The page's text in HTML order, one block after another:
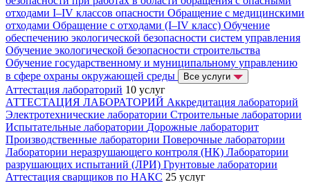
отходами I–IV классов опасности Обращение с медицинскими
отходами Обращение с отходами (I–IV класс) Обучение
обеспечению экологической безопасности систем управления
Обучение экологической безопасности строительства
Обучение государственному и муниципальному управлению
в сфере охраны окружающей среды
Все услуги
Аттестация лабораторий 10 услуг
АТТЕСТАЦИЯ ЛАБОРАТОРИЙ Аккредитация лабораторий
Электротехнические лаборатории Строительные лаборатории
Испытательные лаборатории Дорожные лабораторит
Производственные лаборатории Поверочные лаборатории
Лаборатории неразрушающего контроля (НК) Лаборатории
разрушающих испытаний (ЛРИ) Грунтовые лаборатории
Аттестация сварщиков по НАКС 25 услуг